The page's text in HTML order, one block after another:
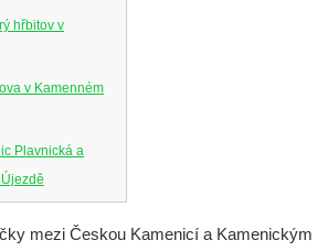
hřbitov v
v Kamenném
Plavnická a
mezi Českou Kamenicí a Kamenickým